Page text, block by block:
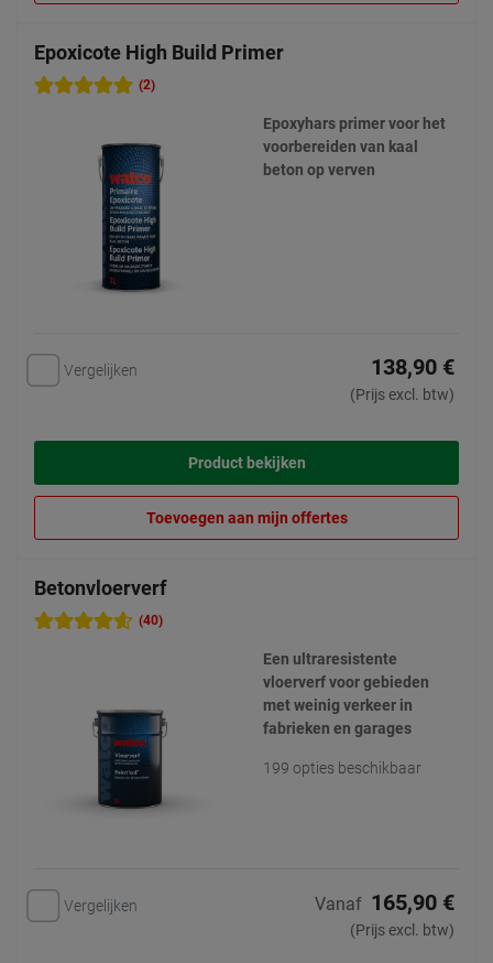
Epoxicote High Build Primer
(2)
Epoxyhars primer voor het
voorbereiden van kaal
beton op verven
Vergelijken 138,90 €
(Prijs excl. btw)
Product bekijken
Toevoegen aan mijn offertes
Betonvloerverf
(40)
Een ultraresistente
vloerverf voor gebieden
met weinig verkeer in
fabrieken en garages
199 opties beschikbaar
Vergelijken Vanaf 165,90 €
(Prijs excl. btw)